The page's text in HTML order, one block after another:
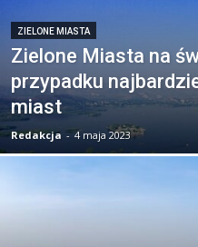
ZIELONE MIASTA
Zielone Miasta na
przypadku
miast
Redakcja - 4 maja 2023